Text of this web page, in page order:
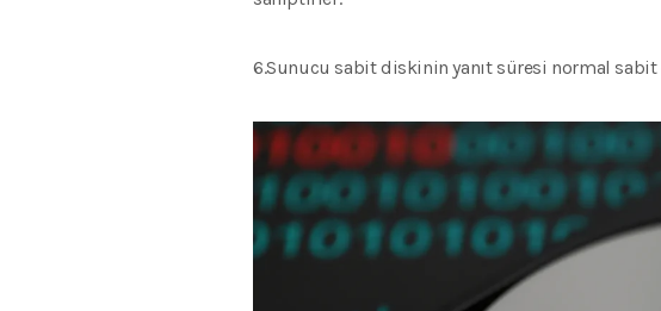
6.Sunucu sabit diskinin yanıt süresi normal